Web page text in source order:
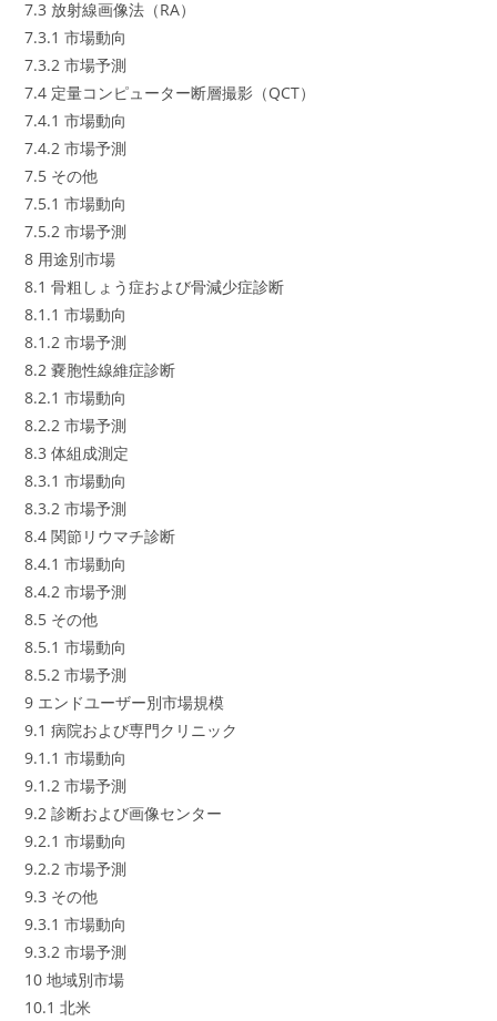
7.3 放射線画像法（RA）
7.3.1 市場動向
7.3.2 市場予測
7.4 定量コンピューター断層撮影（QCT）
7.4.1 市場動向
7.4.2 市場予測
7.5 その他
7.5.1 市場動向
7.5.2 市場予測
8 用途別市場
8.1 骨粗しょう症および骨減少症診断
8.1.1 市場動向
8.1.2 市場予測
8.2 嚢胞性線維症診断
8.2.1 市場動向
8.2.2 市場予測
8.3 体組成測定
8.3.1 市場動向
8.3.2 市場予測
8.4 関節リウマチ診断
8.4.1 市場動向
8.4.2 市場予測
8.5 その他
8.5.1 市場動向
8.5.2 市場予測
9 エンドユーザー別市場規模
9.1 病院および専門クリニック
9.1.1 市場動向
9.1.2 市場予測
9.2 診断および画像センター
9.2.1 市場動向
9.2.2 市場予測
9.3 その他
9.3.1 市場動向
9.3.2 市場予測
10 地域別市場
10.1 北米